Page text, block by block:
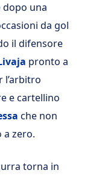
dopo una
da gol
il difensore
pronto a
l’arbitro
e cartellino
che non
a zero.
torna in